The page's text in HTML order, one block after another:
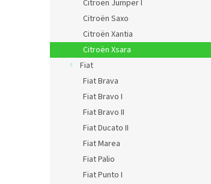
Citroën Jumper I
Citroën Saxo
Citroën Xantia
Citroën Xsara
Fiat
Fiat Brava
Fiat Bravo I
Fiat Bravo II
Fiat Ducato II
Fiat Marea
Fiat Palio
Fiat Punto I